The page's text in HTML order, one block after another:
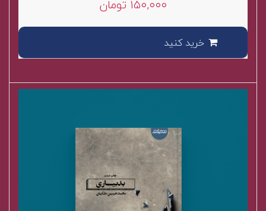
۱۵۰,۰۰۰ تومان
خرید کنید